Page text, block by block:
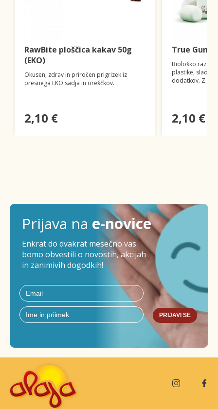
RawBite ploščica kakav 50g
(EKO)
Okusen, zdrav in priročen prigrizek iz
presnega EKO sadja in oreščkov.
2,10 €
True Gum
Biološko
plastike,
dodatkov. Z
2,10 €
Prijava na e-novice
Enkrat do dvakrat mesečno vas
bomo obvestili o novostih, akcijah
in zanimivih dogodkih!
PRIJAVI SE